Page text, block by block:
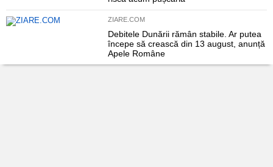
ZIARE.COM
Debitele Dunării rămân stabile. Ar putea
începe să crească din 13 august, anunță
Apele Române